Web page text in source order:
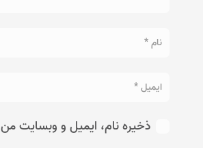
ذخیره نام، ایمیل و وبسایت